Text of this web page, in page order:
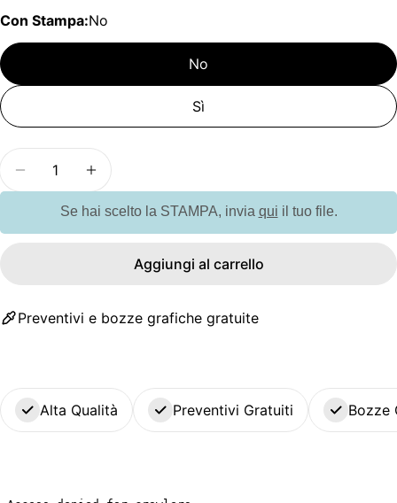
Con Stampa:No
No
Sì
Diminuisci la quantità per GO8584 Ombrello
Aumenta la quantità per GO8584
Se hai scelto la STAMPA, invia qui il tuo file.
Aggiungi al carrello
Preventivi e bozze grafiche gratuite
Alta Qualità Preventivi Gratuiti Bozze